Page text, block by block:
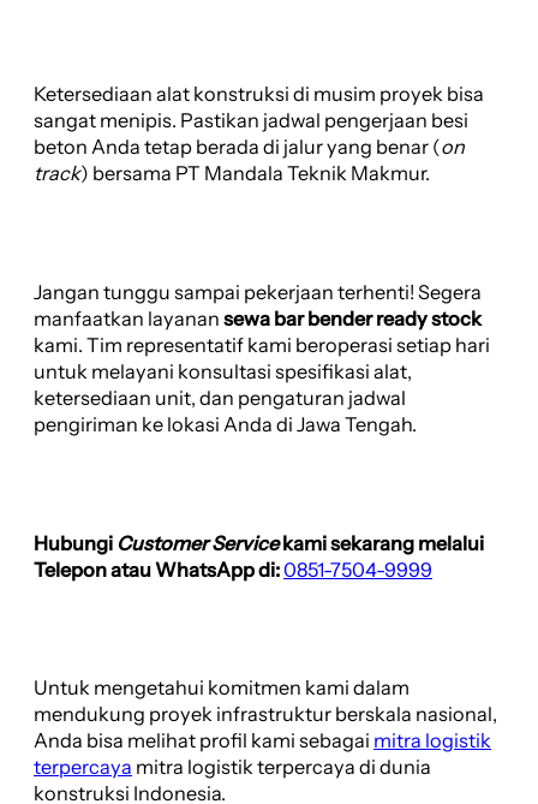
Ketersediaan alat konstruksi di musim proyek bisa
sangat menipis. Pastikan jadwal pengerjaan besi
beton Anda tetap berada di jalur yang benar (on
track) bersama PT Mandala Teknik Makmur.
Jangan tunggu sampai pekerjaan terhenti! Segera
manfaatkan layanan sewa bar bender ready stock
kami. Tim representatif kami beroperasi setiap hari
untuk melayani konsultasi spesifikasi alat,
ketersediaan unit, dan pengaturan jadwal
pengiriman ke lokasi Anda di Jawa Tengah.
Hubungi Customer Servicekami sekarang melalui
Telepon atau WhatsApp di:0851-7504-9999
Untuk mengetahui komitmen kami dalam
mendukung proyek infrastruktur berskala nasional,
Anda bisa melihat profil kami sebagai mitra logistik
terpercaya mitra logistik terpercaya di dunia
konstruksi Indonesia.